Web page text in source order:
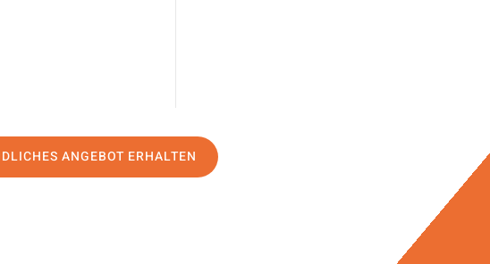
ANGEBOT ERHALTEN